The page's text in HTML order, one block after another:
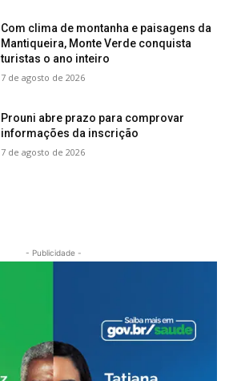
Com clima de montanha e paisagens da
Mantiqueira, Monte Verde conquista
turistas o ano inteiro
7 de agosto de 2026
Prouni abre prazo para comprovar
informações da inscrição
7 de agosto de 2026
- Publicidade -